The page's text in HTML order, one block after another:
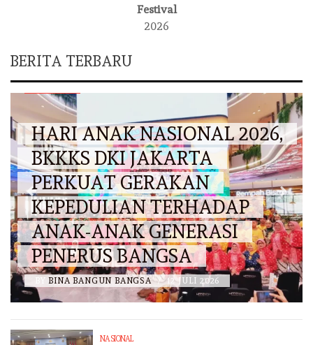
Festival
2026
BERITA TERBARU
HARI ANAK NASIONAL 2026,
BKKKS DKI JAKARTA
PERKUAT GERAKAN
KEPEDULIAN TERHADAP
ANAK-ANAK GENERASI
PENERUS BANGSA
BY BINA BANGUN BANGSA / 12 JULI 2026
NASIONAL